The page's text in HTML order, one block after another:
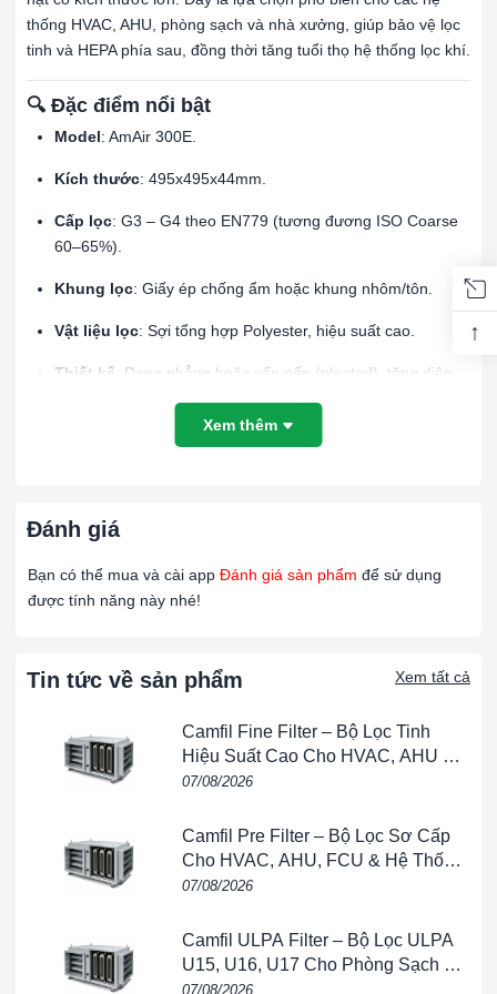
thống HVAC, AHU, phòng sạch và nhà xưởng, giúp bảo vệ lọc
tinh và HEPA phía sau, đồng thời tăng tuổi thọ hệ thống lọc khí.
🔍 Đặc điểm nổi bật
Model: AmAir 300E.
Kích thước: 495x495x44mm.
Cấp lọc: G3 – G4 theo EN779 (tương đương ISO Coarse
60–65%).
Khung lọc: Giấy ép chống ẩm hoặc khung nhôm/tôn.
Vật liệu lọc: Sợi tổng hợp Polyester, hiệu suất cao.
Thiết kế : Dạng phẳng hoặc xếp nếp (pleated), tăng diện
: Dùng làm lớp lọc sơ cấp trong hệ thống HVAC
🏭 Ứng dụng thực tế
điều hòa trung tâm.
trong phòng sạch.
Phòng sơn & sản xuất ô tô: lọc bụi sơn, hạt lơ lửng.
Bệnh viện & phòng thí nghiệm
🌟 Lợi ích khi sử dụng AmAir 300E
✅ Giữ lại hiệu quả bụi thô, giảm tải cho lọc tinh.
✅ Cấu tạo bền chắc, chống ẩm tốt.
Xem thêm
Đánh giá
Bạn có thể mua và cài app Đánh giá sản phẩm để sử dụng
được tính năng này nhé!
Tin tức về sản phẩm Xem tất cả
Camfil Fine Filter – Bộ Lọc Tinh
Hiệu Suất Cao Cho HVAC, AHU &
Phòng Sạch
07/08/2026
Camfil Pre Filter – Bộ Lọc Sơ Cấp
Cho HVAC, AHU, FCU & Hệ Thống
Thông Gió
07/08/2026
Camfil ULPA Filter – Bộ Lọc ULPA
U15, U16, U17 Cho Phòng Sạch &
Bán Dẫn
07/08/2026
↑